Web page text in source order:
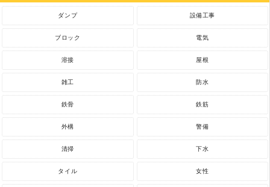
ダンプ 設備工事
ブロック 電気
溶接 屋根
雑工 防水
鉄骨 鉄筋
外構 警備
清掃 下水
タイル 女性